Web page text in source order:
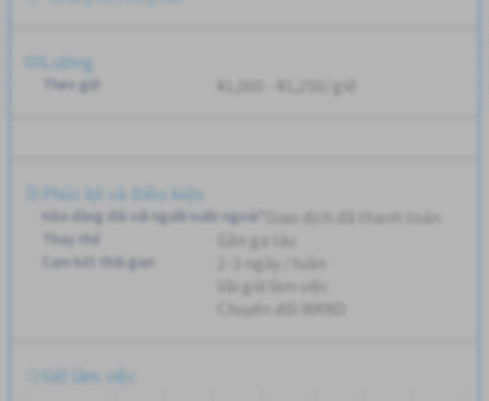
Lương
Theo giờ ¥1,000 - ¥1,250/ giờ
Phúc lợi và Điều kiện
Hòa đồng đối với người nước ngoài" Giao dịch đã thanh toán
Thay thế Gần ga tàu
Cam kết thời gian
2-3 ngày / tuần
Vài giờ làm việc
Giờ làm việc